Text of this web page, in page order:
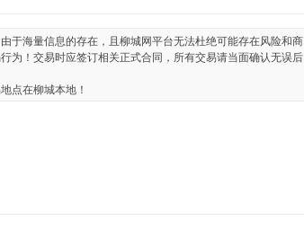
于海量信息的存在，且柳城网平台无法杜绝可能存在风险和商
为！交易时应签订相关正式合同，所有交易请当面确认无误后
点在柳城本地！